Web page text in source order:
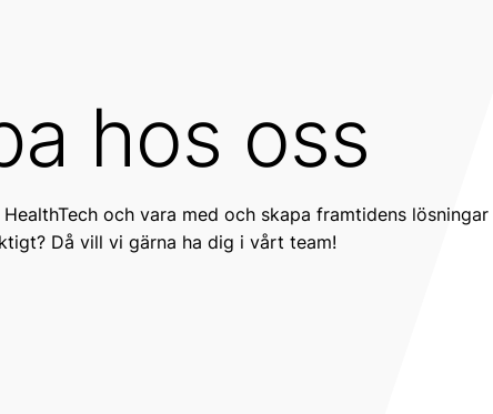
hos oss
och vara med och skapa framtidens
Då vill vi gärna ha dig i vårt team!